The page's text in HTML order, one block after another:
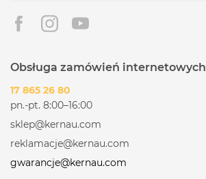
Obsługa zamówień internetowych
17 865 26 80
pn.-pt. 8:00–16:00
sklep@kernau.com
reklamacje@kernau.com
gwarancje@kernau.com